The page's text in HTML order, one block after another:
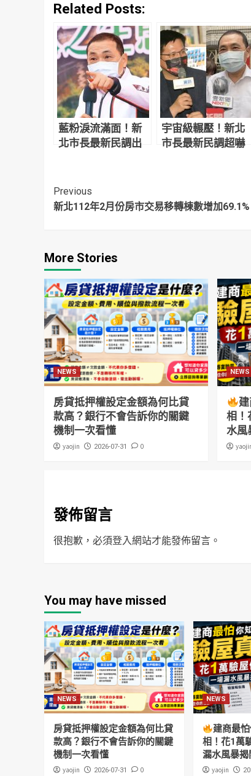
Related Posts:
藍粉淚流滿面！新
北市長最新民調出
宇宙級輾壓！新北
市長最新民調超嚇
Continue
Reading
Previous
新北112年2月份房市交易移轉棟數增加69.1%
More Stories
NEWS
房貸抵押權設定金額為何比貸
款高？銀行不會告訴你的關鍵
機制一次看懂
yaojin 2026-07-31 0
NEWS
相！
水風
發佈留言
很抱歉，必須登入網站才能發佈留言。
You may have missed
NEWS
房貸抵押權設定金額為何比貸
款高？銀行不會告訴你的關鍵
機制一次看懂
yaojin 2026-07-31 0
NEWS
建商最
相！花1萬
漏水風暴
yaojin